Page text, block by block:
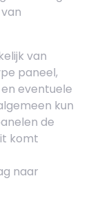
van
paneel,
eventuele
kun
de
komt
naar